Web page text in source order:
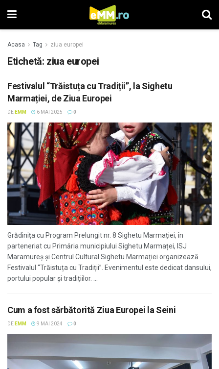
Acasa Tag ziua europei
Etichetă: ziua europei
Festivalul “Trăistuța cu Tradiții”, la Sighetu
Marmației, de Ziua Europei
DE EMM 6 MAI 2025 0
Grădinița cu Program Prelungit nr. 8 Sighetu Marmației, în
parteneriat cu Primăria municipiului Sighetu Marmaței, ISJ
Maramureș și Centrul Cultural Sighetu Marmației organizează
Festivalul “Trăistuța cu Tradiții”. Evenimentul este dedicat dansului,
portului popular și tradițiilor. ...
Cum a fost sărbătorită Ziua Europei la Seini
DE EMM 9 MAI 2024 0